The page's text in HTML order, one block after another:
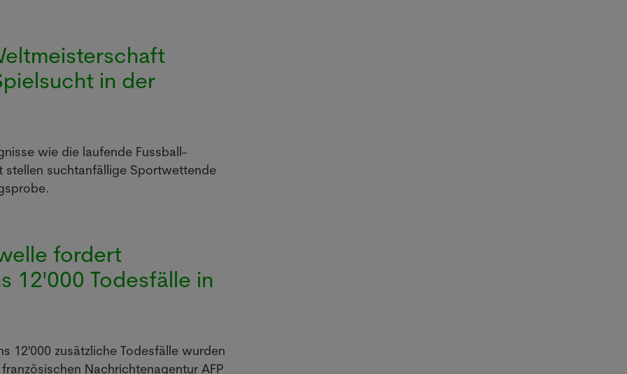
in der
wie die laufende Fussball-
stellen suchtanfällige Sportwettende
fordert
12'000 Todesfälle in
12'000 zusätzliche Todesfälle wurden
Nachrichtenagentur AFP